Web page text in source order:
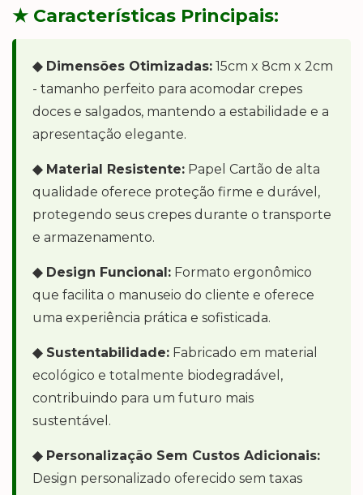
★ Características Principais:
◆ Dimensões Otimizadas: 15cm x 8cm x 2cm
- tamanho perfeito para acomodar crepes
doces e salgados, mantendo a estabilidade e a
apresentação elegante.
◆ Material Resistente: Papel Cartão de alta
qualidade oferece proteção firme e durável,
protegendo seus crepes durante o transporte
e armazenamento.
◆ Design Funcional: Formato ergonômico
que facilita o manuseio do cliente e oferece
uma experiência prática e sofisticada.
◆ Sustentabilidade: Fabricado em material
ecológico e totalmente biodegradável,
contribuindo para um futuro mais
sustentável.
◆ Personalização Sem Custos Adicionais:
Design personalizado oferecido sem taxas